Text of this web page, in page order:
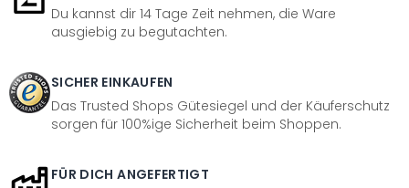
Du kannst dir 14 Tage Zeit nehmen, die Ware
ausgiebig zu begutachten.
SICHER EINKAUFEN
Das Trusted Shops Gütesiegel und der Käuferschutz
sorgen für 100%ige Sicherheit beim Shoppen.
FÜR DICH ANGEFERTIGT